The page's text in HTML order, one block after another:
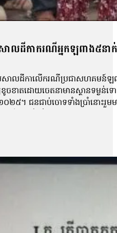
លដីកាករណីអ្នកឡពាង៥នាក់
ាលដីកាលើករណីប្រជាសហគមន៍ឡពា
យខូចខាតដោយចេតនាមានស្ថាន
នាំ២០២៥។ ជនជាប់ចោទទាំងប្រ
ការថា តុលាការបានចោទសួរលោក
រឿងតុលាការ រឿងយុត្តិធម៌រឿងនេ
គាត់ឡើងថ្មីធ្វើនាយករដ្ឋមន្ត្រីម